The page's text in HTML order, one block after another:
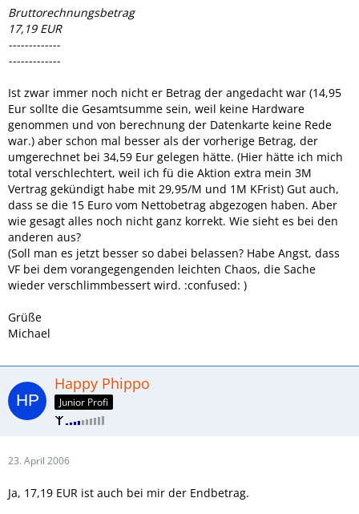
Bruttorechnungsbetrag
17,19 EUR
-------------
-------------
Ist zwar immer noch nicht er Betrag der angedacht war (14,95
Eur sollte die Gesamtsumme sein, weil keine Hardware
genommen und von berechnung der Datenkarte keine Rede
war.) aber schon mal besser als der vorherige Betrag, der
umgerechnet bei 34,59 Eur gelegen hätte. (Hier hätte ich mich
total verschlechtert, weil ich fü die Aktion extra mein 3M
Vertrag gekündigt habe mit 29,95/M und 1M KFrist) Gut auch,
dass se die 15 Euro vom Nettobetrag abgezogen haben. Aber
wie gesagt alles noch nicht ganz korrekt. Wie sieht es bei den
anderen aus?
(Soll man es jetzt besser so dabei belassen? Habe Angst, dass
VF bei dem vorangegengenden leichten Chaos, die Sache
wieder verschlimmbessert wird. :confused: )
Grüße
Michael
Happy Phippo
Junior Profi
23. April 2006
Ja, 17,19 EUR ist auch bei mir der Endbetrag.